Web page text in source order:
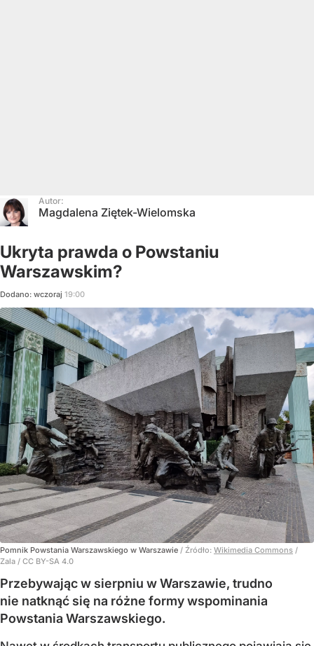
Autor:
Magdalena Ziętek-Wielomska
Ukryta prawda o Powstaniu
Warszawskim?
Dodano: wczoraj 19:00
Pomnik Powstania Warszawskiego w Warszawie / Źródło: Wikimedia Commons /
Zala / CC BY-SA 4.0
Przebywając w sierpniu w Warszawie, trudno
nie natknąć się na różne formy wspominania
Powstania Warszawskiego.